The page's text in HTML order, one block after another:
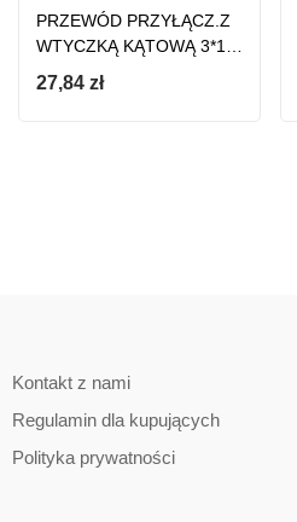
PRZEWÓD PRZYŁĄCZ.Z
WTYCZKĄ KĄTOWĄ 3*1
OMY ŻO 5M CZARNY
27,84 zł
Kontakt z nami
Regulamin dla kupujących
Polityka prywatności